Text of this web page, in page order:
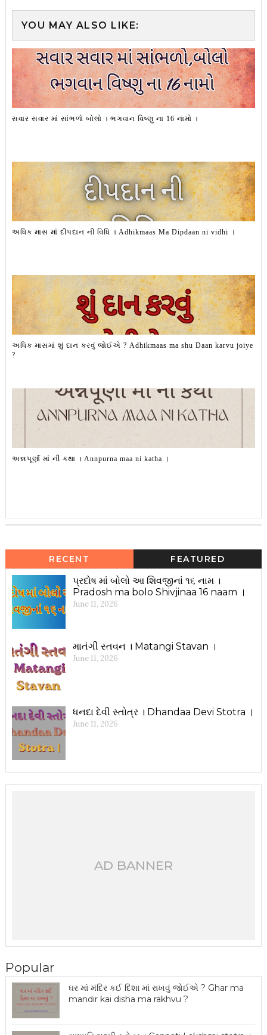
YOU MAY ALSO LIKE:
સવાર સવાર માં સાંભળો બોલો । ભગવાન વિષ્ણુ ના 16 નામો ।
અધિક માસ માં દીપદાન ની વિધિ । Adhikmaas Ma Dipdaan ni vidhi ।
અધિક માસમાં શું દાન કરવું જોઈએ ? Adhikmaas ma shu Daan karvu joiye
?
અન્નપૂર્ણા માં ની કથા । Annpurna maa ni katha ।
RECENT FEATURED
પ્રદોષ માં બોલો આ શિવજીનાં ૧૬ નામ ।
Pradosh ma bolo Shivjinaa 16 naam ।
June 11, 2026
માતંગી સ્તવન । Matangi Stavan ।
June 11, 2026
ધનદા દેવી સ્તોત્ર । Dhandaa Devi Stotra ।
June 11, 2026
AD BANNER
Popular
ઘર માં મંદિર કઈ દિશા માં રાખવું જોઈએ ? Ghar ma
mandir kai disha ma rakhvu ?